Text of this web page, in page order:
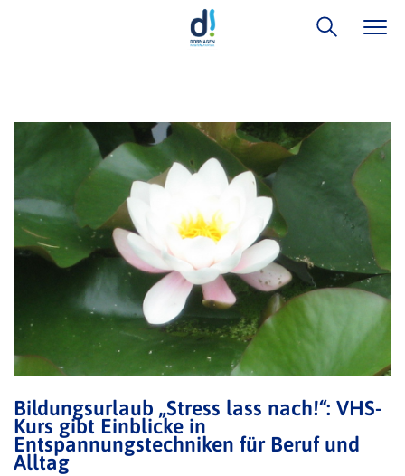
Bildungsurlaub „Stress lass nach!“: VHS-
Kurs gibt Einblicke in
Entspannungstechniken für Beruf und
Alltag